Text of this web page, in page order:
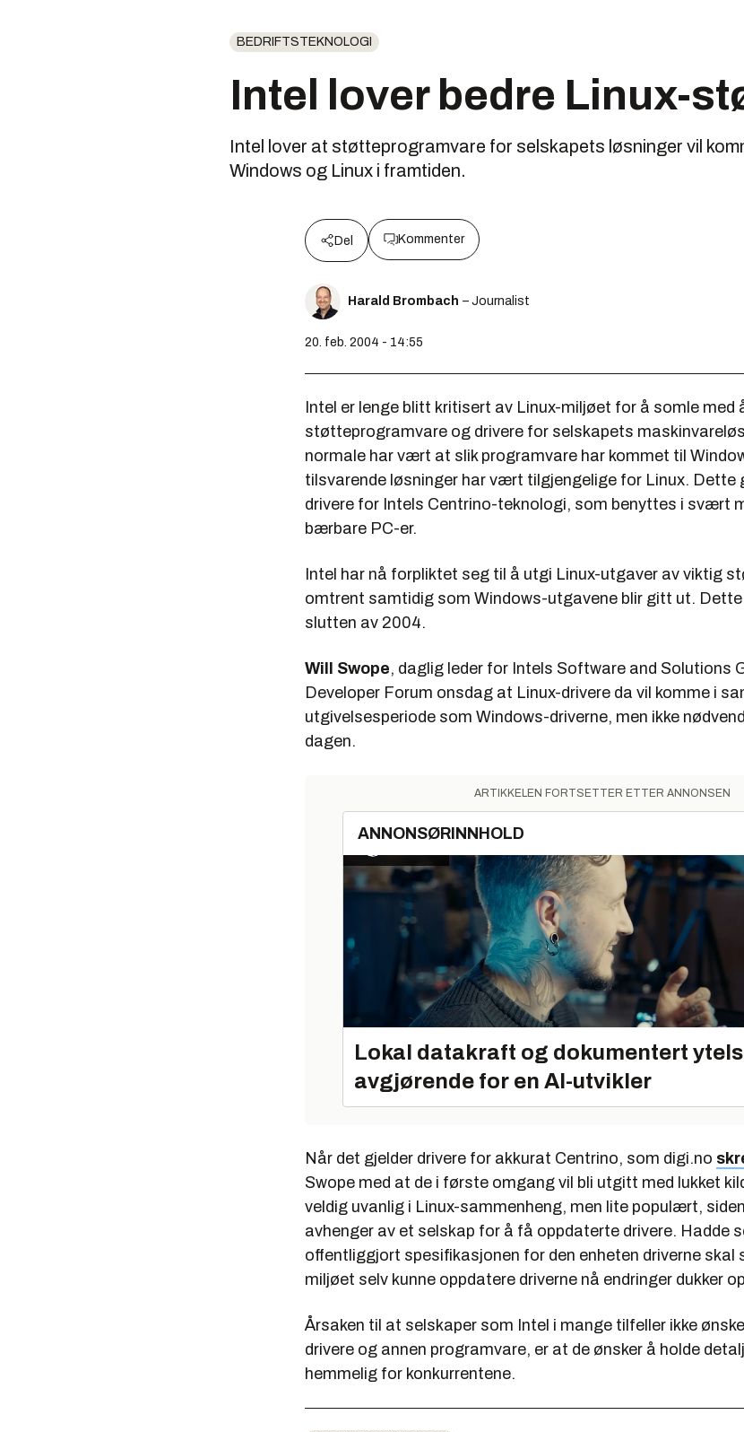
BEDRIFTSTEKNOLOGI
Intel lover bedre Linux-
Intel lover at støtteprogramvare for selskapets løsninger vil
Windows og Linux i framtiden.
Del Kommenter
Harald Brombach – Journalist
20. feb. 2004 - 14:55
Intel er lenge blitt kritisert av Linux-miljøet for å somle med
støtteprogramvare og drivere for selskapets
normale har vært at slik programvare har kommet til
tilsvarende løsninger har vært tilgjengelige for Linux. Dette
drivere for Intels Centrino-teknologi, som benyttes i svært
bærbare PC-er.
Intel har nå forpliktet seg til å utgi Linux-utgaver av viktig
omtrent samtidig som Windows-utgavene blir gitt ut. Dette
slutten av 2004.
Will Swope, daglig leder for Intels Software and Solutions
Developer Forum onsdag at Linux-drivere da vil komme i
utgivelsesperiode som Windows-driverne, men ikke
dagen.
ARTIKKELEN FORTSETTER ETTER ANNONSEN
ANNONSØRINNHOLD
Lokal datakraft og dokumentert
avgjørende for en AI-utvikler
Når det gjelder drivere for akkurat Centrino, som digi.no
Swope med at de i første omgang vil bli utgitt med lukket
veldig uvanlig i Linux-sammenheng, men lite populært,
avhenger av et selskap for å få oppdaterte drivere. Hadde
offentliggjort spesifikasjonen for den enheten driverne skal
miljøet selv kunne oppdatere driverne nå endringer dukker
Årsaken til at selskaper som Intel i mange tilfeller ikke
drivere og annen programvare, er at de ønsker å holde
hemmelig for konkurrentene.